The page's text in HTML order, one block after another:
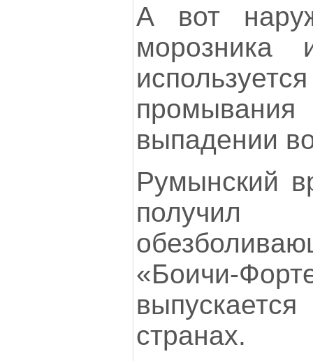
А вот
промывания
выпадении
Румынский
получил
«Боичи-
странах.